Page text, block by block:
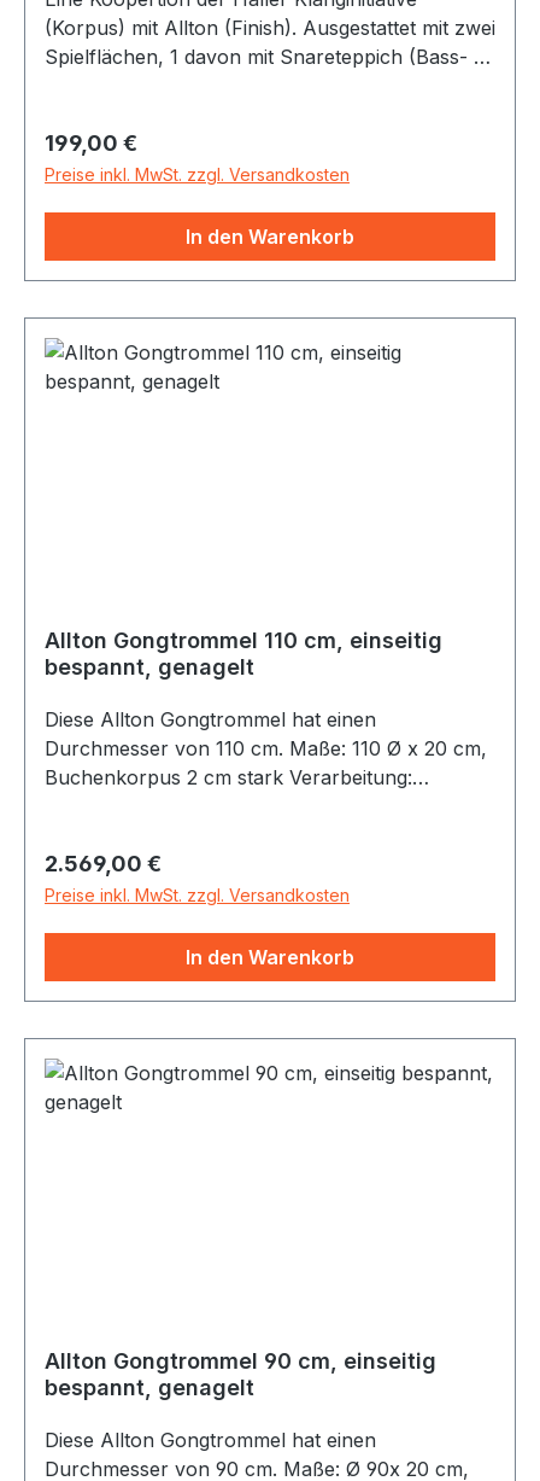
(Korpus) mit Allton (Finish). Ausgestattet mit zwei
Spielflächen, 1 davon mit Snareteppich (Bass- &
Klangmöglichkeiten, die lange Spielfreude
garantieren.
Regulärer Preis:
199,00 €
Preise inkl. MwSt. zzgl. Versandkosten
In den Warenkorb
Allton Gongtrommel 110 cm, einseitig
bespannt, genagelt
Diese Allton Gongtrommel hat einen
Durchmesser von 110 cm. Maße: 110 Ø x 20 cm,
Buchenkorpus 2 cm stark Verarbeitung:
Aufbauanleitung. Alle Gongtrommeln werden in
unserer Werkstatt aus Buchenholz
bespannt. Dieser Korpus kann ohne Beine
verwendet werden: Als Gongtrommel
aufgehängt an einem Gongständer, senkrecht
freistehend oder am Boden, zum Beispiel auf
vier Sitzkissen oder Meditationskissen gelagert.
Regulärer Preis:
2.569,00 €
Preise inkl. MwSt. zzgl. Versandkosten
In den Warenkorb
Allton Gongtrommel 90 cm, einseitig
bespannt, genagelt
Diese Allton Gongtrommel hat einen
Durchmesser von 90 cm. Maße: Ø 90x 20 cm,